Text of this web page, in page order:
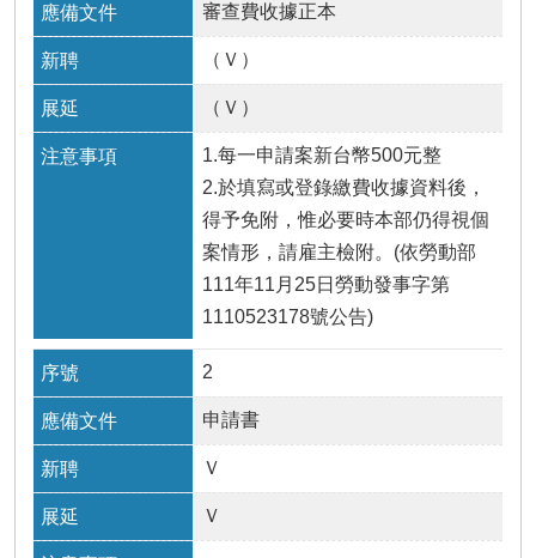
審查費收據正本
（Ｖ）
（Ｖ）
1.每一申請案新台幣500元整
2.於填寫或登錄繳費收據資料後，
得予免附，惟必要時本部仍得視個
案情形，請雇主檢附。(依勞動部
111年11月25日勞動發事字第
1110523178號公告)
2
申請書
Ｖ
Ｖ